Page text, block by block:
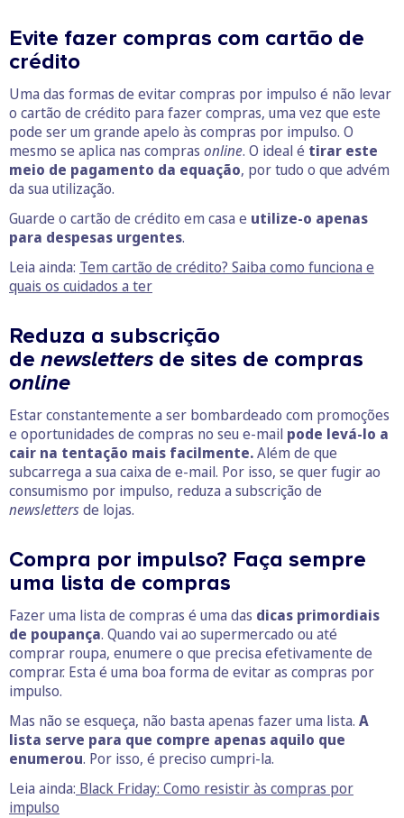
Evite fazer compras com cartão de
crédito
Uma das formas de evitar compras por impulso é não levar
o cartão de crédito para fazer compras, uma vez que este
pode ser um grande apelo às compras por impulso. O
mesmo se aplica nas compras online. O ideal é tirar este
meio de pagamento da equação, por tudo o que advém
da sua utilização.
Guarde o cartão de crédito em casa e utilize-o apenas
para despesas urgentes.
Leia ainda: Tem cartão de crédito? Saiba como funciona e
quais os cuidados a ter
Reduza a subscrição
de newsletters de sites de compras
online
Estar constantemente a ser bombardeado com promoções
e oportunidades de compras no seu e-mail pode levá-lo a
cair na tentação mais facilmente.Além de que
subcarrega a sua caixa de e-mail. Por isso, se quer fugir ao
consumismo por impulso, reduza a subscrição de
newslettersde lojas.
Compra por impulso? Faça sempre
uma lista de compras
Fazer uma lista de compras é uma das dicas primordiais
de poupança. Quando vai ao supermercado ou até
comprar roupa, enumere o que precisa efetivamente de
comprar. Esta é uma boa forma de evitar as compras por
impulso.
Mas não se esqueça, não basta apenas fazer uma lista. A
lista serve para que compre apenas aquilo que
enumerou. Por isso, é preciso cumpri-la.
Leia ainda: Black Friday: Como resistir às compras por
impulso